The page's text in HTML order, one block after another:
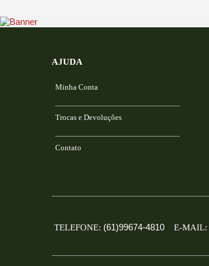
AJUDA
Minha Conta
Trocas e Devoluções
Contato
TELEFONE: (61)99674-4810 E-MAIL: